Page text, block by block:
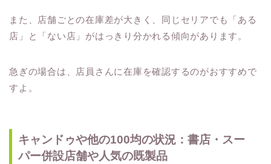
また、店舗ごとの在庫差が大きく、同じセリアでも「ある
店」と「ない店」がはっきり分かれる傾向があります。
急ぎの場合は、店員さんに在庫を確認するのがおすすめで
すよ。
キャンドゥや他の100均の状況：書店・スー
パー併設店舗や人気の既製品